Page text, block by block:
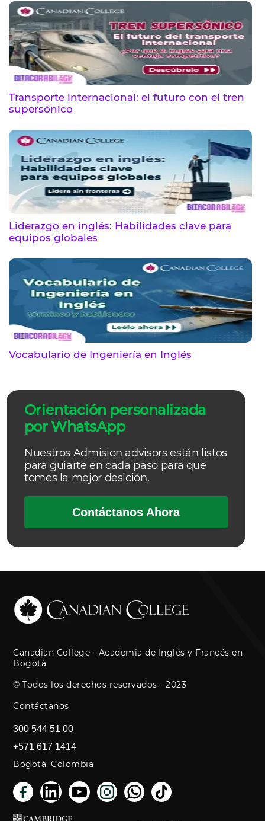
Transporte internacional: el futuro con el tren
supersónico
Liderazgo en inglés: Habilidades clave para
equipos globales
Vocabulario de Ingeniería en Inglés
Orientación personalizada
por WhatsApp
Nuestros Admision advisors están listos
para guiarte en cada paso para que
tomes la mejor desición.
Contáctanos Ahora
Canadian College - Academia de Inglés y Francés en
Bogotá
© Todos los derechos reservados - 2023
Contáctanos
300 544 51 00
+571 617 1414
Bogotá, Colombia